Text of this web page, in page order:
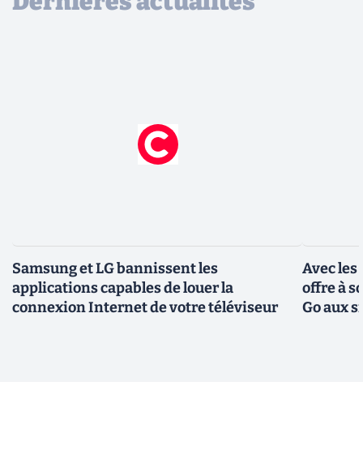
Samsung et LG bannissent les
applications capables de louer la
connexion Internet de votre téléviseur
Avec
offre à
Go aux